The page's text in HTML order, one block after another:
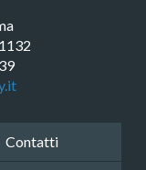
Contatti